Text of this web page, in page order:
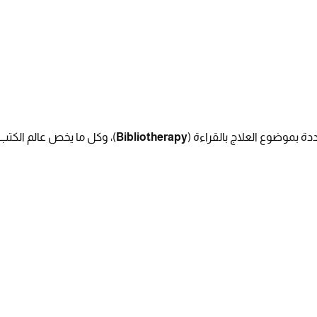
العلاج بالقراءة (Bibliotherapy)، وكل ما يخص عالم